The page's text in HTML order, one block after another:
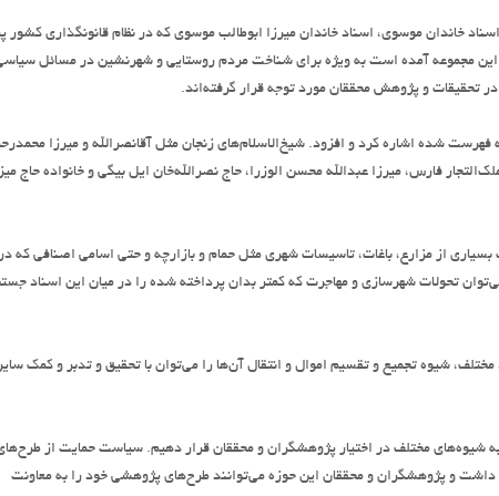
خاندان موسوی، اسناد خاندان میرزا ابوطالب موسوی که در نظام قانونگذاری
که فهرست آن در این مجموعه آمده است به ویژه برای شناخت مردم روستایی و شهرنشین در مسائل
در تحقیقات و پژوهش محققان مورد توجه قرار گرفته‌اند.
شده اشاره کرد و افزود. شیخ‌الاسلام‌های زنجان مثل آقانصرالله و میرزا
فارس، میرزا عبدالله محسن الوزرا، حاج نصرالله‌خان ایل بیگی و خانواده حاج
بسیاری از مزارع، باغات، تاسیسات شهری مثل حمام و بازارچه و حتی اسامی اصنافی که
تحولات شهرسازی و مهاجرت که کمتر بدان پرداخته شده را در میان این اسناد
شیوه تجمیع و تقسیم اموال و انتقال آن‌ها را می‌توان با تحقیق و تدبر و کمک
به شیوه‌های مختلف در اختیار پژوهشگران و محققان قرار دهیم. سیاست حمایت از
داشت و پژوهشگران و محققان این حوزه می‌توانند طرح‌های پژوهشی خود را به معاونت